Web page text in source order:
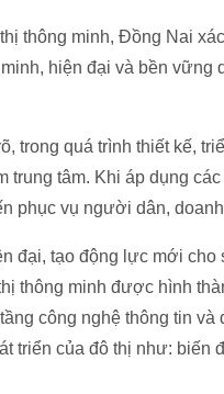
thông minh, Đồng Nai
hiện đại và bền
trong quá trình thiết kế,
tâm. Khi áp dụng
phục vụ người dân,
đại, tạo động lực mới cho
thông minh được hình
công nghệ thông tin
triển của đô thị như: biến